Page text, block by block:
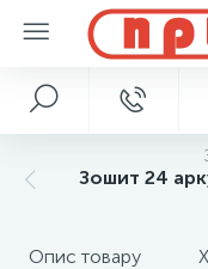
Зошит 24
Опис товару